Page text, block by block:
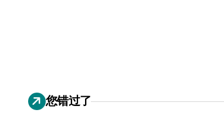
您错过了